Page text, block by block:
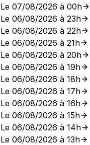
Le 07/08/2026 à 00h
Le 06/08/2026 à 23h
Le 06/08/2026 à 22h
Le 06/08/2026 à 21h
Le 06/08/2026 à 20h
Le 06/08/2026 à 19h
Le 06/08/2026 à 18h
Le 06/08/2026 à 17h
Le 06/08/2026 à 16h
Le 06/08/2026 à 15h
Le 06/08/2026 à 14h
Le 06/08/2026 à 13h